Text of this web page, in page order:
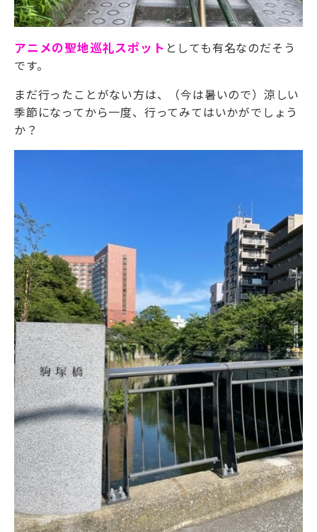
アニメの聖地巡礼スポット としても有名なのだそう
です。
まだ行ったことがない方は、（今は暑いので）涼しい
季節になってから一度、行ってみてはいかがでしょう
か？